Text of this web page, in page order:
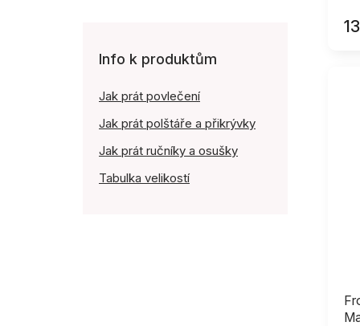
Info k produktům
Jak prát povlečení
Jak prát polštáře a přikrývky
Jak prát ručníky a osušky
Tabulka velikostí